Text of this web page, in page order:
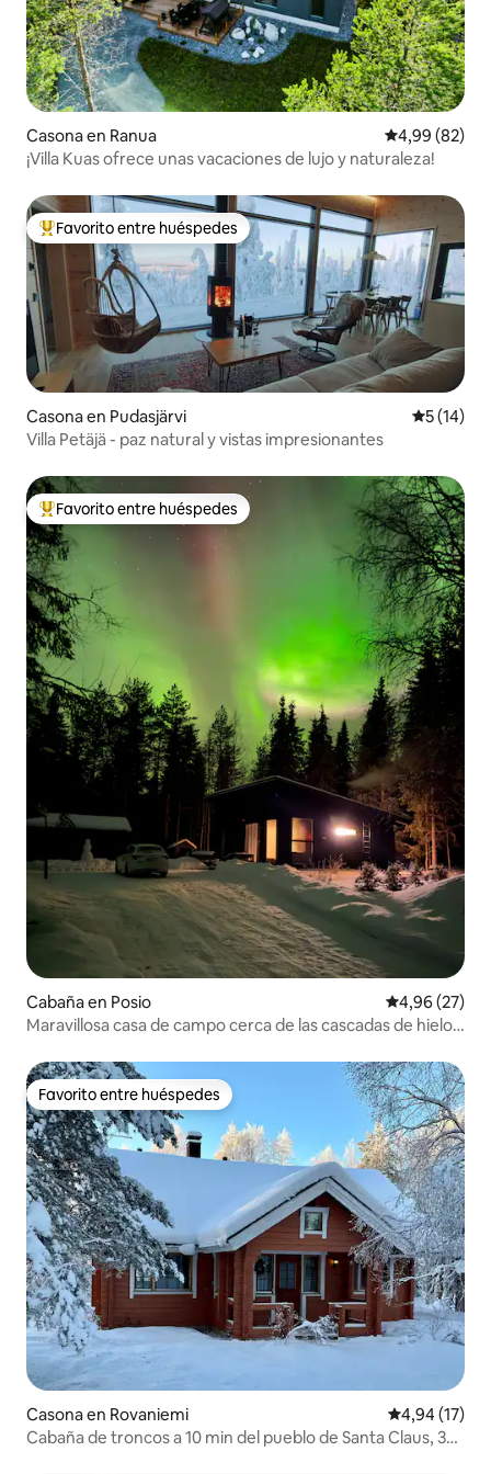
Casona en Ranua Calificación
4,99 (82)
¡Villa Kuas ofrece unas vacaciones de lujo y naturaleza!
Favorito entre los huéspedes más destacados
Favorito entre huéspedes
Casona en Pudasjärvi
5 (14)
Villa Petäjä - paz natural y vistas impresionantes
Favorito entre los huéspedes más destacados
Favorito entre huéspedes
Cabaña en Posio Calificación
4,96 (27)
Maravillosa casa de campo cerca de las cascadas de hielo
Favorito entre huéspedes
Favorito entre huéspedes
Casona en Rovaniemi Calificación
4,94 (17)
Cabaña de troncos a 10 min del pueblo de Santa Claus, 3